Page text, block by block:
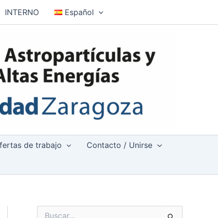
INTERNO Español
de trabajo
Contacto / Unirse